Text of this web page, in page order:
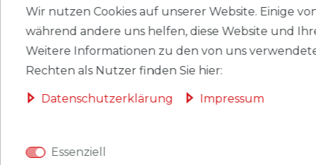
HERSTELLER
Briefmarken Grenada Block854 (kompl.Ausg.)
postfrisch 2014 Papst Franziskus
Gebiet: Grenada
Wir nutzen Cookies auf unserer Website. Einige
während andere uns helfen, diese Website und
Weitere Informationen zu den von uns
Rechten als Nutzer finden Sie hier:
Daten­schutz­erklärung Impressum
Essenziell